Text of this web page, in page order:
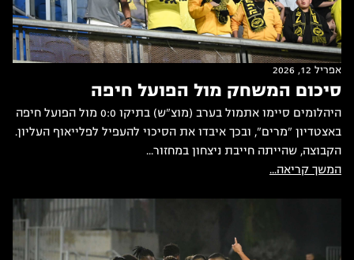
אפריל 12, 2026
סיכום המשחק מול הפועל חיפה
היהלומים סיימו אתמול בערב (מוצ"ש) בתיקו 0:0 מול הפועל חיפה
באצטדיון "מרים", ובכך איבדו את הסיכוי להעפיל לפלייאוף העליון.
הקבוצה, שהייתה חייבת ניצחון במחזור...
המשך קריאה...